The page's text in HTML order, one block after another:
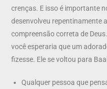
crenças. E isso é importante
desenvolveu repentinamente
compreensão correta de
você esperaria que um
fizesse. Ele se voltou para
Qualquer pessoa que